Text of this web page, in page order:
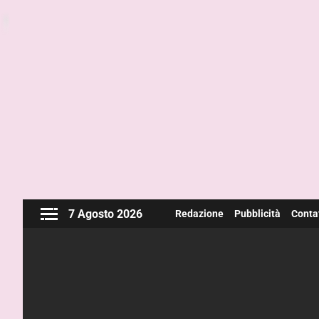
7 Agosto 2026 Redazione Pubblicità